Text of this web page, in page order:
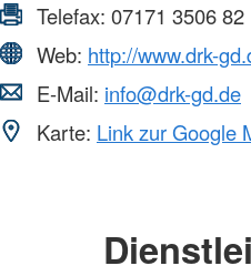
Telefax: 07171 3506 82
Web: http://www.drk-
E-Mail: info@drk-gd.de
Karte: Link zur Google